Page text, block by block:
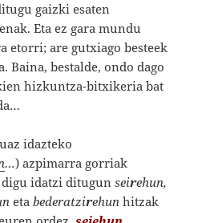
gaizki esaten
Eta ez gara mundu
etorri; are gutxiago besteek
Baina, bestalde, ondo dago
hizkuntza-bitxikeria bat
idazteko
…) azpimarra gorriak
digu idatzi ditugunseirehun,
etabederatzirehun hitzak